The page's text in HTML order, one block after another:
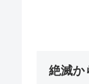
絶滅か